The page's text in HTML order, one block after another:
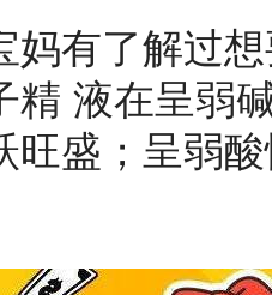
妈有了解过
精 液在呈弱
旺盛；呈弱